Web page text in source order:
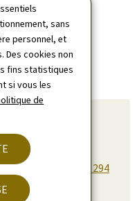
sans
personnel, et
Des cookies non
fins statistiques
si vous les
de
y relatif.
- Paquet
(Pdf, 294